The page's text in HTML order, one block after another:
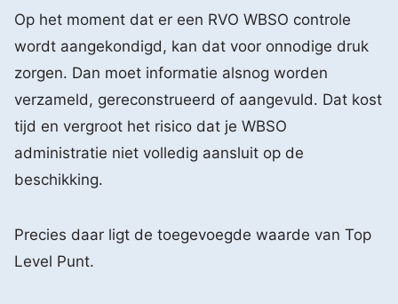
Op het moment dat er een RVO WBSO controle
wordt aangekondigd, kan dat voor onnodige druk
zorgen. Dan moet informatie alsnog worden
verzameld, gereconstrueerd of aangevuld. Dat kost
tijd en vergroot het risico dat je WBSO
administratie niet volledig aansluit op de
beschikking.
Precies daar ligt de toegevoegde waarde van Top
Level Punt.